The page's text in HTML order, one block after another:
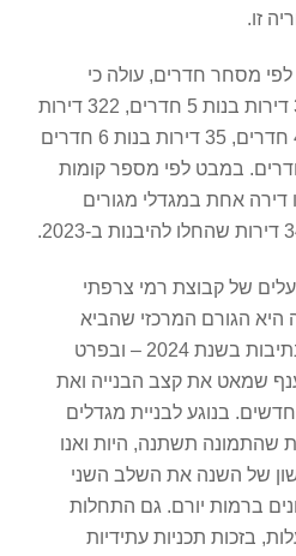
מסחר חדרים, עולה כי
בנתיבות החלו להיבנות 379 דירות בנות 5 חדרים, 322 דירות
בנות 3 חדרים, 306 דירות 4 חדרים, 35 דירות בנות 6 חדרים
ו-12 דירות בנות 1-2 חדרים. במבט לפי מספר קומות
דירה אחת במגדלי מגורים
של קבוצת רמי צרפתי
היא הגורם המרכזי שהביא
לירידה בהתחלות הבנייה בנתיבות בשנת 2024 – ובפרט
שמאט את קצב הבנייה ואת
בנוגע לבניית מגדלים
שהתמונה תשתנה, היות ואנו
של השנה את השלב השני
ברמות יורם. גם התחלות
בזכות תכניות עתידיות